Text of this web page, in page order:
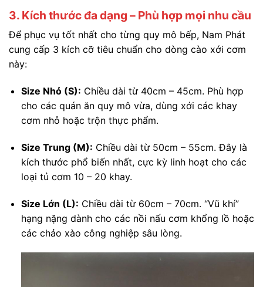
3. Kích thước đa dạng – Phù hợp mọi nhu cầu
Để phục vụ tốt nhất cho từng quy mô bếp, Nam Phát
cung cấp 3 kích cỡ tiêu chuẩn cho dòng cào xới cơm
này:
Size Nhỏ (S): Chiều dài từ 40cm – 45cm. Phù hợp
cho các quán ăn quy mô vừa, dùng xới các khay
cơm nhỏ hoặc trộn thực phẩm.
Size Trung (M): Chiều dài từ 50cm – 55cm. Đây là
kích thước phổ biến nhất, cực kỳ linh hoạt cho các
loại tủ cơm 10 – 20 khay.
Size Lớn (L): Chiều dài từ 60cm – 70cm. “Vũ khí”
hạng nặng dành cho các nồi nấu cơm khổng lồ hoặc
các chảo xào công nghiệp sâu lòng.